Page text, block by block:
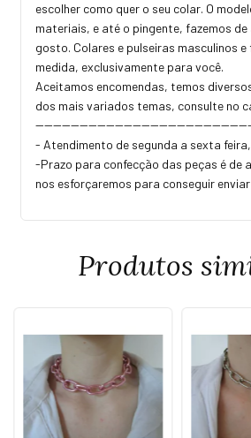
escolher como quer o seu colar. O
materiais, e até o pingente, fazemos de
gosto. Colares e pulseiras masculinos
medida, exclusivamente para você.
Aceitamos encomendas, temos
dos mais variados temas, consulte no
- Atendimento de segunda a sexta
-Prazo para confecção das peças é de
nos esforçaremos para conseguir
Produtos